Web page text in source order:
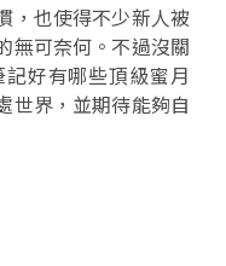
，也使得不少新人被
無可奈何。不過沒關
好有哪些頂級蜜月
世界，並期待能夠自